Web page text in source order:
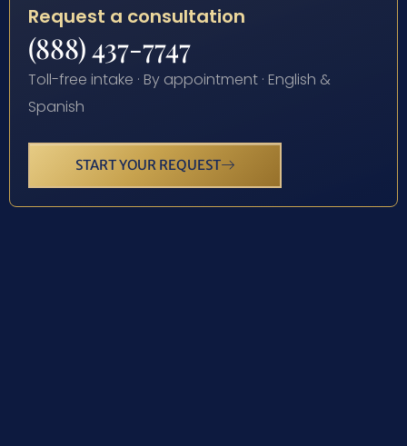
Request a consultation
(888) 437-7747
Toll-free intake · By appointment · English &
Spanish
START YOUR REQUEST